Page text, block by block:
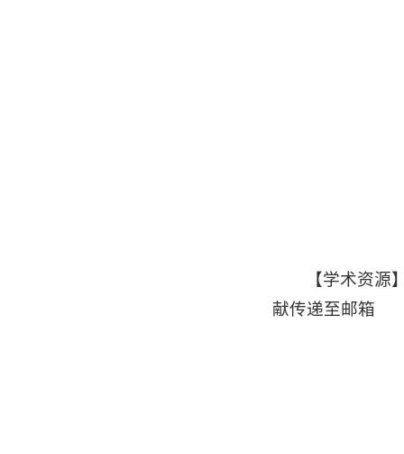
【学术资
献传递至邮箱